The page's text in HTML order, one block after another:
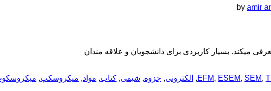
by amir
میکند. بسیار کاربردی برای دانشجویان و علاقه مندان
EFM, ESEM, SEM,
, الکترونی, جزوه, شیمی, کتاب, مواد, میکروسکپ,